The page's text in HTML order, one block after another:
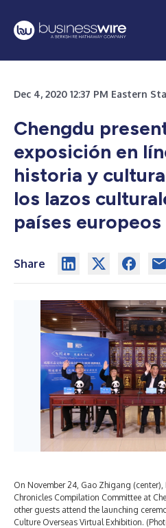
Dec 4, 2020 12:37 PM Eastern
Chengdu
exposición en
historia y
los lazos
países europeos
Share
On November 24, Gao Zhigang
Chronicles Compilation Committee at
other guests attend the launching
Culture Overseas Virtual Exhibition.